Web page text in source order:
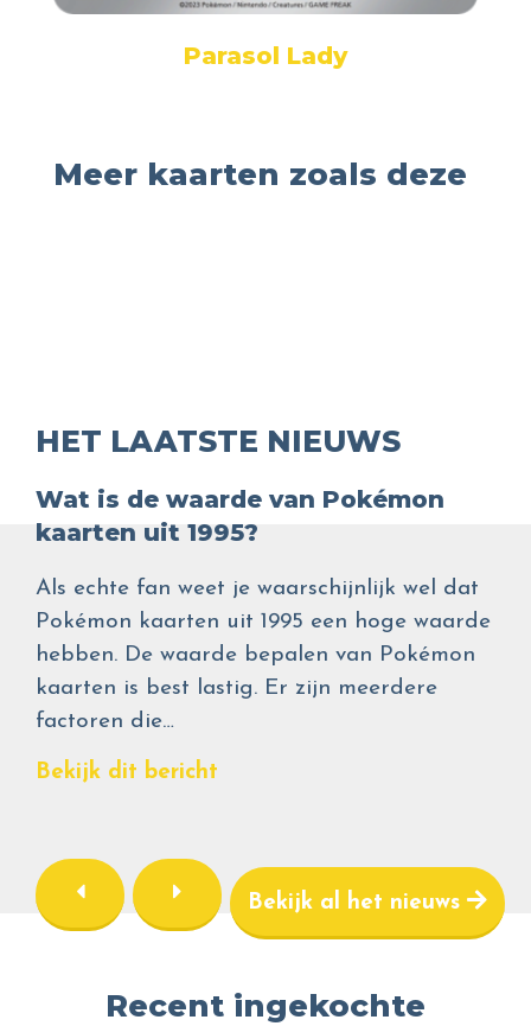
Parasol Lady
Meer kaarten zoals deze
HET LAATSTE NIEUWS
Wat is de waarde van Pokémon
kaarten uit 1995?
Als echte fan weet je waarschijnlijk wel dat
Pokémon kaarten uit 1995 een hoge waarde
hebben. De waarde bepalen van Pokémon
kaarten is best lastig. Er zijn meerdere
factoren die…
Bekijk dit bericht
Bekijk al het nieuws
Recent ingekochte